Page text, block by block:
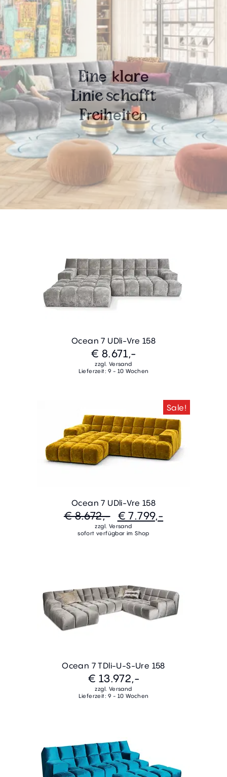
Eine k are
Linie schafft
Freiheiten
Ocean 7 UDli-Vre 158
€ 8.671,-
zzgl. Versand
Lieferzeit: 9 - 10 Wochen
Sale!
Ocean 7 UDli-Vre 158
€ 8.672,- € 7.799,-
zzgl. Versand
sofort verfügbar im Shop
Ocean 7 TDli-U-S-Ure 158
€ 13.972,-
zzgl. Versand
Lieferzeit: 9 - 10 Wochen